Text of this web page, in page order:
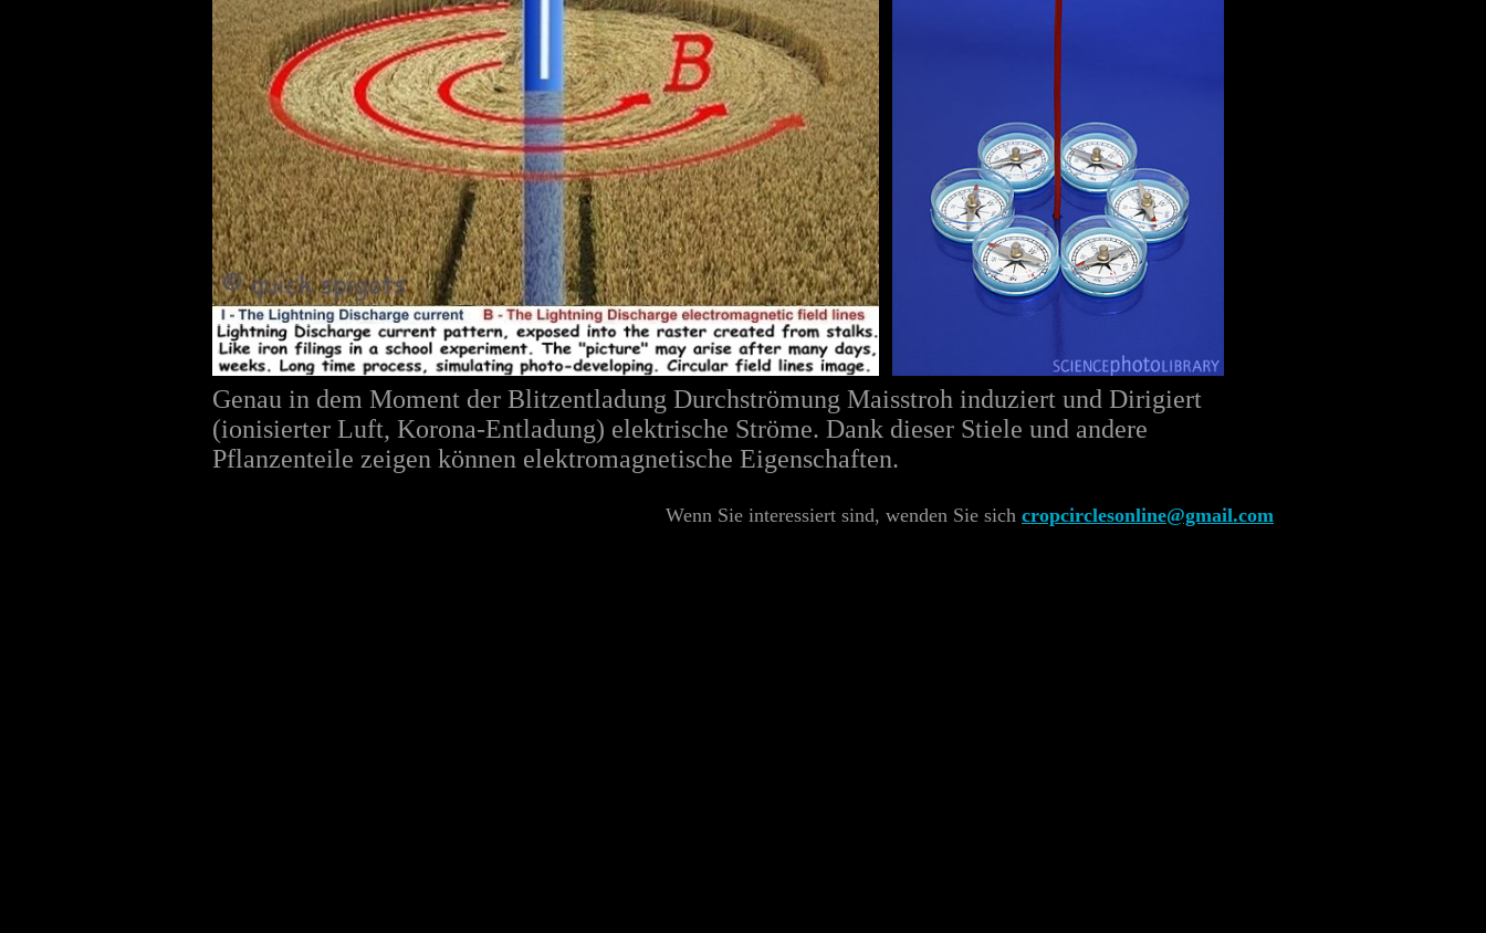
Genau in dem Moment der Blitzentladung Durchströmung Maisstroh induziert und Dirigiert
(ionisierter Luft, Korona-Entladung) elektrische Ströme. Dank dieser Stiele und andere
Pflanzenteile zeigen können elektromagnetische Eigenschaften.
Wenn Sie interessiert sind, wenden Sie sich cropcirclesonline@gmail.com